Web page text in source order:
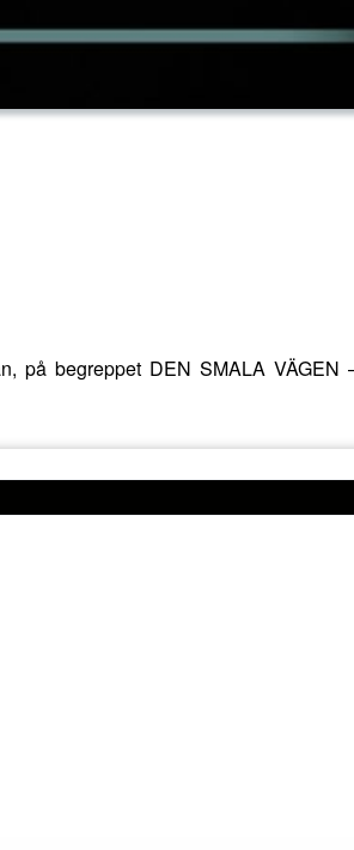
på begreppet DEN SMALA